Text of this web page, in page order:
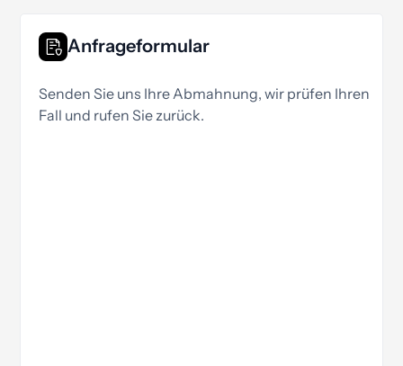
Anfrageformular
Senden Sie uns Ihre Abmahnung, wir prüfen Ihren
Fall und rufen Sie zurück.